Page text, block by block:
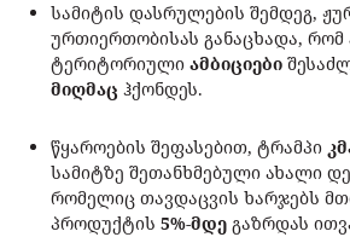
სამიტის დასრულების შემდეგ,
ურთიერთობისას განაცხადა, რომ
ტერიტორიული ამბიციები
მიღმაც ჰქონდეს.
წყაროების შეფასებით, ტრამპი
სამიტზე შეთანხმებული ახალი
რომელიც თავდაცვის ხარჯებს
პროდუქტის 5%-მდე გაზრდას